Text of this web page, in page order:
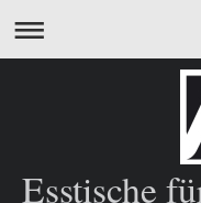
Esstische